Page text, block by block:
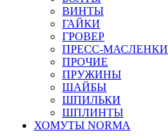
ВИНТЫ
ГАЙКИ
ГРОВЕР
ПРЕСС-МАСЛЕНКИ
ПРОЧИЕ
ПРУЖИНЫ
ШАЙБЫ
ШПИЛЬКИ
ШПЛИНТЫ
ХОМУТЫ NORMA